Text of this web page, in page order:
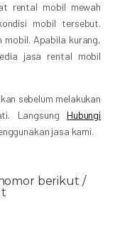
rental mobil mewah
mobil tersebut.
mobil. Apabila kurang,
jasa rental mobil
sebelum melakukan
Langsung Hubungi
jasa kami.
berikut /